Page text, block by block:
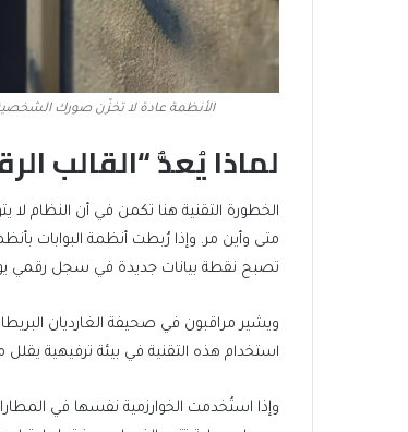
الأنظمة عادة لا تخزّن صورك الشخصية
لماذا يُعدُّ “القالب
الخطورة التقنية هنا تكمن في أن النظام
متى وأين مر. وإذا رُبطت أنظمة البوابات
تصبح نقطة بيانات جديدة في سجل رقمي
ويشير مراقبون في صحيفة الغارديان
استخدام هذه التقنية في بيئة ترفيهية
وإذا استُخدمت الخوارزمية نفسها في